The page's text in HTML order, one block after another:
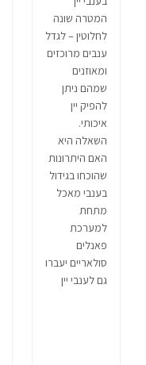
המטרה שונה
לחלוטין – לגדל
ענבים מרוכזים
ומאוזנים
שמהם ניתן
להפיק יין
איכותי.
השאלה היא
האם היתרונות
שהוכחו בגידול
בענבי מאכל
מתחת
למערכת
פאנלים
סולאריים יעברו
גם לענבי יין